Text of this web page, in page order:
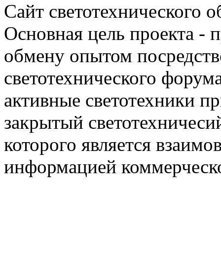
Сайт светотехнического
Основная цель проекта -
обмену опытом
светотехнического
активные светотехники
закрытый
которого является
информацией